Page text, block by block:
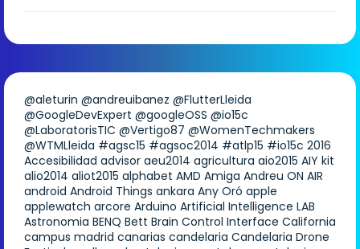
@aleturin @andreuibanez @FlutterLleida
@GoogleDevExpert @googleOSS @io15c
@LaboratorisTIC @Vertigo87 @WomenTechmakers
@WTMLleida #agsc15 #agsoc2014 #atlp15 #io15c 2016
Accesibilidad advisor aeu2014 agricultura aio2015 AIY kit
alio2014 aliot2015 alphabet AMD Amiga Andreu ON AIR
android Android Things ankara Any Oró apple
applewatch arcore Arduino Artificial Intelligence LAB
Astronomia BENQ Bett Brain Control Interface California
campus madrid canarias candelaria Candelaria Drone